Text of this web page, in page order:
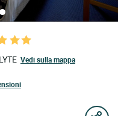
Vedi sulla mappa